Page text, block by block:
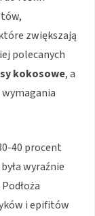
zwiększają
polecanych
kokosowe, a
40 procent
wyraźnie
i epifitów